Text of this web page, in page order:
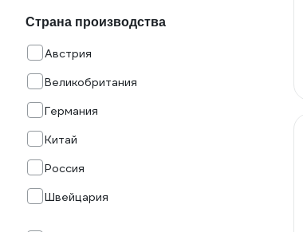
Страна производства
Австрия
Великобритания
Германия
Китай
Россия
Швейцария